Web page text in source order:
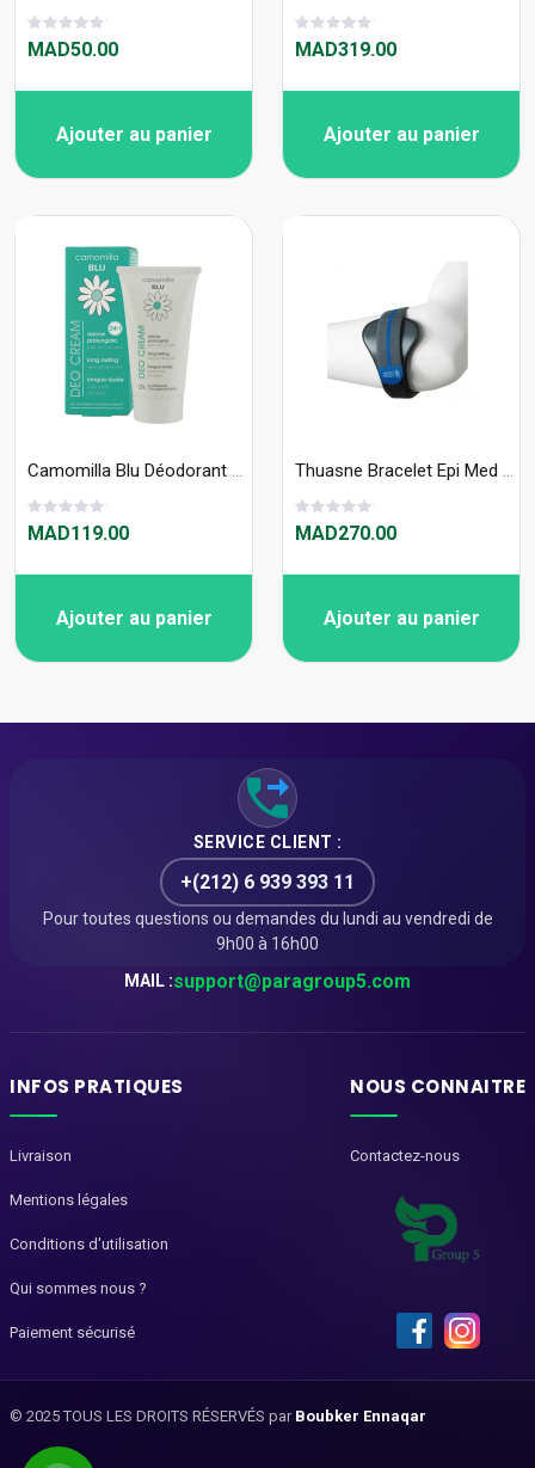
MAD50.00
Ajouter au panier
MAD319.00
Ajouter au panier
Camomilla Blu Déodorant Crème Longue Durée 50ml
MAD119.00
Ajouter au panier
Thuasne Bracelet Epi Med ProMaster 35087
MAD270.00
Ajouter au panier
SERVICE CLIENT :
+(212) 6 939 393 11
Pour toutes questions ou demandes du lundi au vendredi de
9h00 à 16h00
MAIL :support@paragroup5.com
INFOS PRATIQUES
Livraison
Mentions légales
Conditions d'utilisation
Qui sommes nous ?
Paiement sécurisé
NOUS CONNAITRE
Contactez-nous
© 2025 TOUS LES DROITS RÉSERVÉS par Boubker Ennaqar